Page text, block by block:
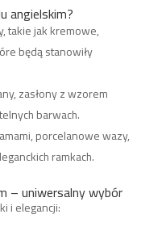
angielskim?
takie jak kremowe,
będą stanowiły
zasłony z wzorem
barwach.
porcelanowe wazy,
ramkach.
– uniwersalny wybór
i elegancji: